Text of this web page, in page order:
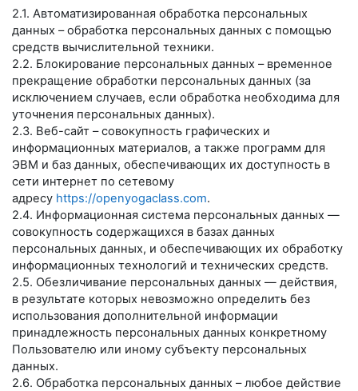
2.1. Автоматизированная обработка персональных
данных – обработка персональных данных с помощью
средств вычислительной техники.
2.2. Блокирование персональных данных – временное
прекращение обработки персональных данных (за
исключением случаев, если обработка необходима для
уточнения персональных данных).
2.3. Веб-сайт – совокупность графических и
информационных материалов, а также программ для
ЭВМ и баз данных, обеспечивающих их доступность в
сети интернет по сетевому
адресу https://openyogaclass.com.
2.4. Информационная система персональных данных —
совокупность содержащихся в базах данных
персональных данных, и обеспечивающих их обработку
информационных технологий и технических средств.
2.5. Обезличивание персональных данных — действия,
в результате которых невозможно определить без
использования дополнительной информации
принадлежность персональных данных конкретному
Пользователю или иному субъекту персональных
данных.
2.6. Обработка персональных данных – любое действие